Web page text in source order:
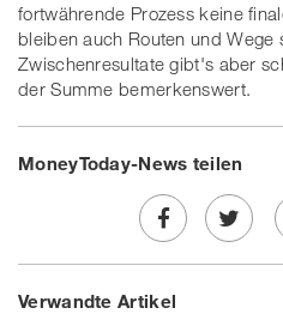
fortwährende Prozess keine
bleiben auch Routen und Wege
Zwischenresultate gibt's aber
der Summe bemerkenswert.
MoneyToday-News teilen
Share
on
Twe
Verwandte Artikel